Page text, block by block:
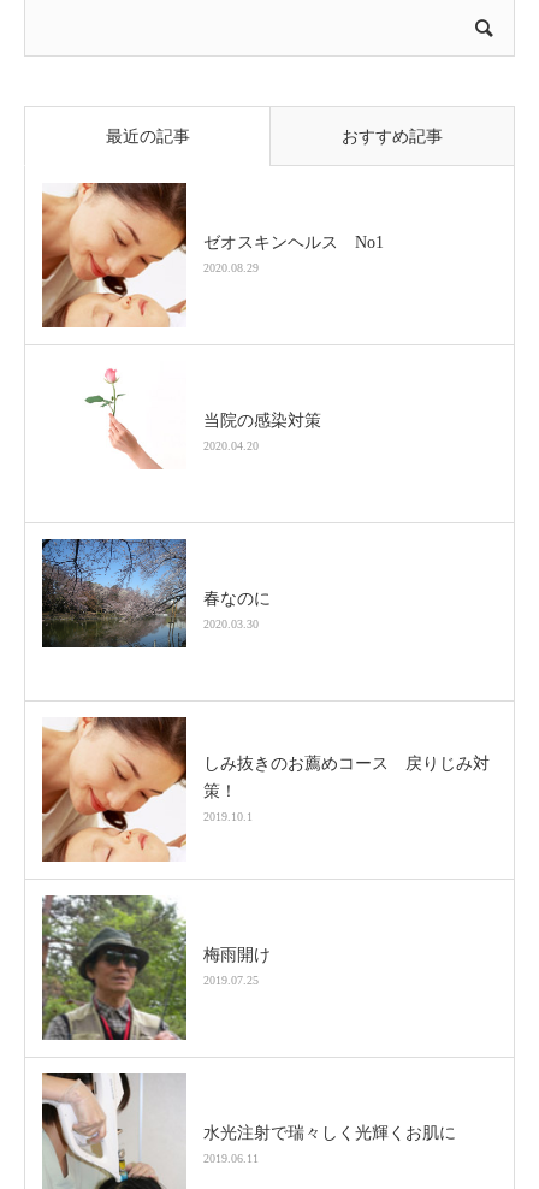
最近の記事 おすすめ記事
ゼオスキンヘルス No1
2020.08.29
当院の感染対策
2020.04.20
春なのに
2020.03.30
しみ抜きのお薦めコース 戻りじみ対
策！
2019.10.1
梅雨開け
2019.07.25
水光注射で瑞々しく光輝くお肌に
2019.06.11